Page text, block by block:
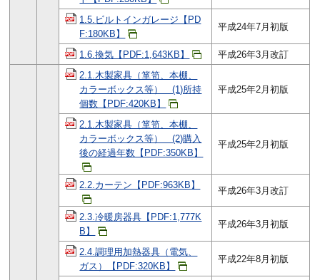
1.5.ビルトインガレージ【PD
F:180KB】
平成24年7月初版
1.6.換気【PDF:1,643KB】 平成26年3月改訂
2.1.木製家具（箪笥、本棚、
カラーボックス等） (1)所持
個数【PDF:420KB】
平成25年2月初版
2.1.木製家具（箪笥、本棚、
カラーボックス等） (2)購入
後の経過年数【PDF:350KB】
平成25年2月初版
2.2.カーテン【PDF:963KB】
平成26年3月改訂
2.3.冷暖房器具【PDF:1,777K
B】
平成26年3月初版
2.4.調理用加熱器具（電気、
ガス）【PDF:320KB】
平成22年8月初版